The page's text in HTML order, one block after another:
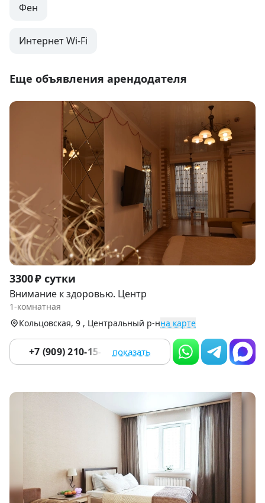
Фен
Интернет Wi-Fi
Еще объявления арендодателя
Item
1
of
9
3300 ₽ сутки
Внимание к здоровью. Центр
1-комнатная
Кольцовская, 9 , Центральный р-нна карте
+7 (909) 210-15-94 показать